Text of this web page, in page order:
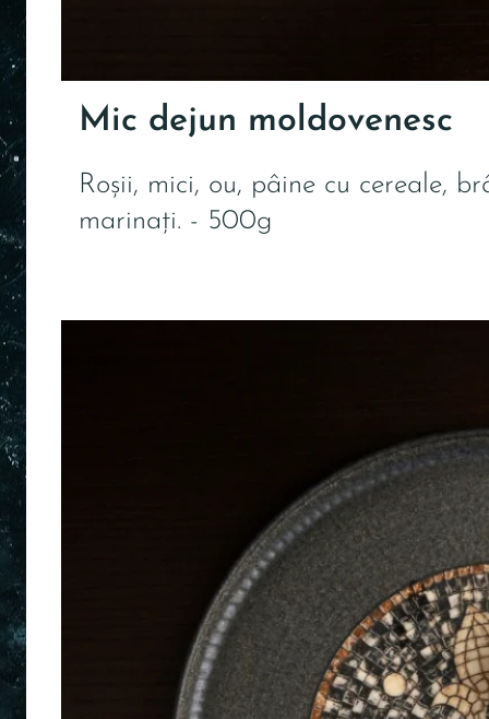
Mic dejun moldovenesc
Roșii, mici, ou, pâine cu cereale,
marinați. - 500g